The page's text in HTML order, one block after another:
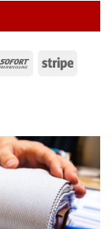
Sofort Stripe